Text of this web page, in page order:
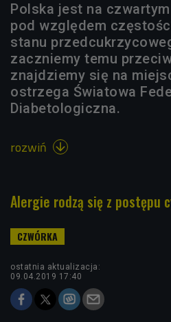
Polska jest na
pod względem
stanu
zaczniemy temu
znajdziemy się na
ostrzega Światowa
Diabetologiczna.
rozwiń 
Alergie rodzą się z postępu
ostatnia aktualizacja:
09.04.2019 17:40